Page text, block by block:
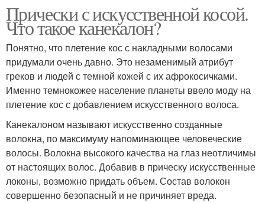
Прически с искусственной косой.
Что такое канекалон?
Понятно, что плетение кос с накладными волосами
придумали очень давно. Это незаменимый атрибут
греков и людей с темной кожей с их афрокосичками.
Именно темнокожее население планеты ввело моду на
плетение кос с добавлением искусственного волоса.
Канекалоном называют искусственно созданные
волокна, по максимуму напоминающее человеческие
волосы. Волокна высокого качества на глаз неотличимы
от настоящих волос. Добавив в прическу искусственные
локоны, возможно придать объем. Состав волокон
совершенно безопасный и не причиняет вреда.